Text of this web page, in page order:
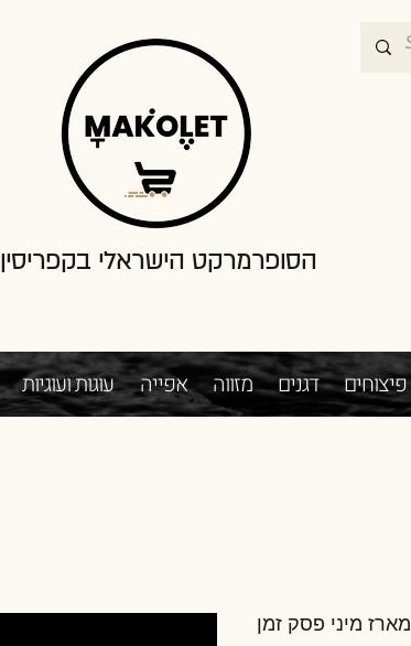
הסופרמרקט הישראלי בקפריסין
עוגות ועוגיות אפייה מזווה דגנים פיצוחים
מארז מיני פסק זמן